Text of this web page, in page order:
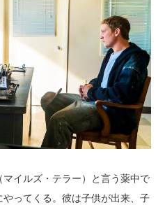
イルズ・テラー）と言う薬中で
ってくる。彼は子供が出来、子